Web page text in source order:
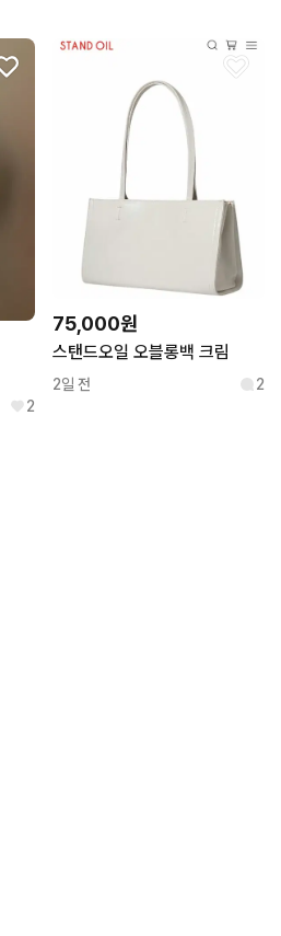
2
75,000원
스탠드오일 오블롱백 크림
2일 전 2